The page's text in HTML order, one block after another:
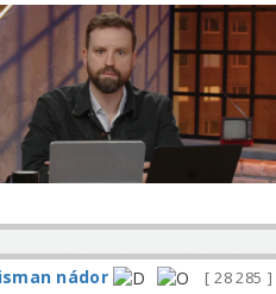
nádor 28 285